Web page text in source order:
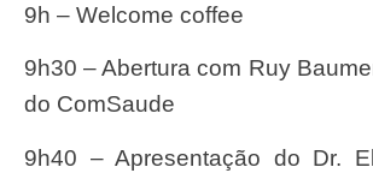
9h – Welcome coffee
9h30 – Abertura com Ruy Baumer, diretor titular
do ComSaude
9h40 – Apresentação do Dr. Eleuses Paiva,